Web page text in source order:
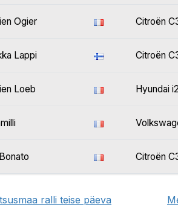
Ogier Citroën
Lappi Citroën
Loeb Hyundai
Citroën
ralli teise päeva